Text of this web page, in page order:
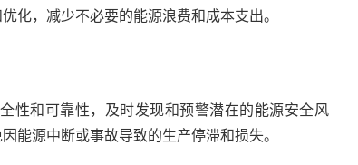
化，减少不必要的能源浪费和成本支出。
性和可靠性，及时发现和预警潜在的能源安全风
能源中断或事故导致的生产停滞和损失。